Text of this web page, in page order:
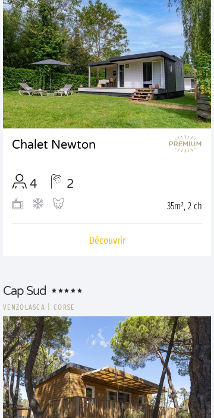
Chalet Newton
4 2
35m², 2 ch
Découvrir
Cap Sud
VENZOLASCA CORSE